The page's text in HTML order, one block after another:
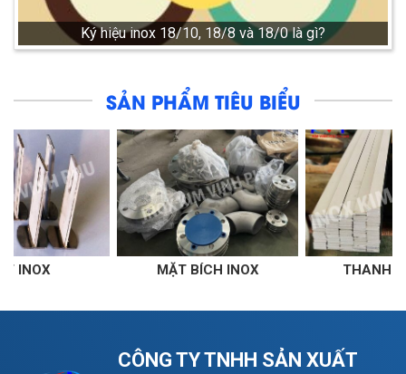
Ký hiệu inox 18/10, 18/8 và 18/0 là gì?
SẢN PHẨM TIÊU BIỂU
MẶT BÍCH INOX THANH LA INOX
CÔNG TY TNHH SẢN XUẤT